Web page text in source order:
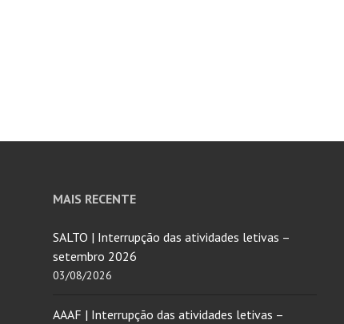
MAIS RECENTE
SALTO | Interrupção das atividades letivas –
setembro 2026
03/08/2026
AAAF | Interrupção das atividades letivas –